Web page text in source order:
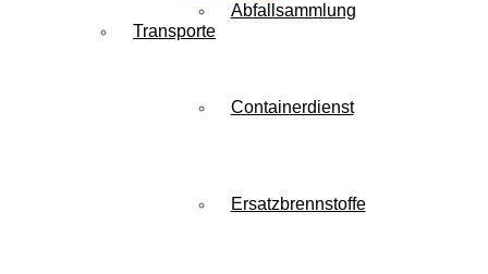
Transporte
Abfallsammlung
Containerdienst
Ersatzbrennstoffe